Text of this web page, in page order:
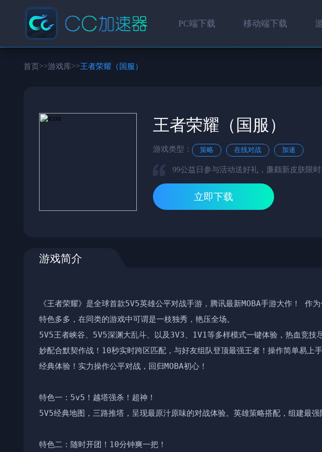
PC端下载 移动端下载
首页>>游戏库>>王者荣耀（国服）
王者荣耀（国服）
游戏类型： 策略 在线对战 加速
99公益日参与活动送好礼，廉颇新皮肤限
立即下载
游戏简介
《王者荣耀》是全球首款5V5英雄公平对战手游，腾讯最新MOBA手游大作！ 作为
特色多多，在同类的游戏中可谓是一枝独秀，艳压全场。
5V5王者峡谷、5V5深渊大乱斗、以及3V3、1V1等多样模式一键体验，热血竞技
妙配合默契作战！10秒实时跨区匹配，与好友组队登顶最强王者！操作简单易上
经典体验！实力操作公平对战，回归MOBA初心！
特色一：5v5！越塔强杀！超神！
5V5经典地图，三路推塔，呈现最原汁原味的对战体验。英雄策略搭配，组建最强
特色二：随时开团！10分钟爽一把！